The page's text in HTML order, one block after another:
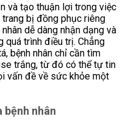
và tạo thuận lợi trong việc
bị đồng phục riêng
dễ dàng nhận dạng và
trình điều trị. Chẳng
bệnh nhân chỉ cần tìm
trắng, từ đó có thể tự tin
vấn đề về sức khỏe một
bệnh nhân